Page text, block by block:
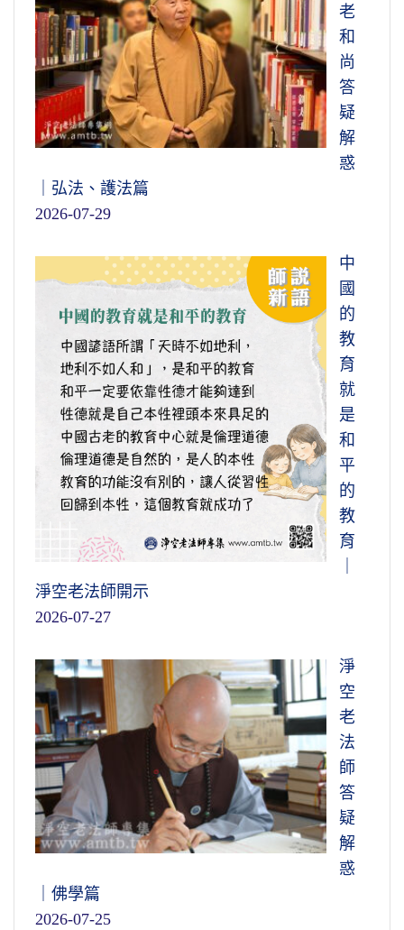
老
和
尚
答
疑
解
惑
｜弘法、護法篇
2026-07-29
中
國
的
教
育
就
是
和
平
的
教
育
淨空老法師開示
2026-07-27
淨
空
老
法
師
答
疑
解
惑
｜佛學篇
2026-07-25